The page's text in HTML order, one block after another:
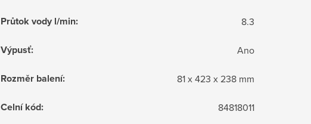
Průtok vody l/min: 8.3
Výpusť: Ano
Rozměr balení: 81 x 423 x 238 mm
Celní kód: 84818011